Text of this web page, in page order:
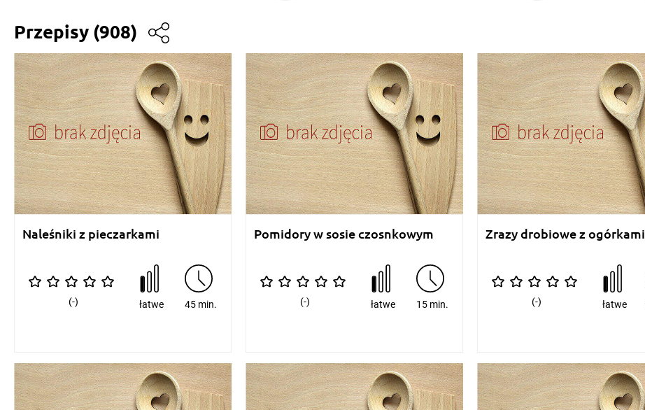
Przepisy (908)
Naleśniki z pieczarkami
(-) łatwe 45 min.
Pomidory w sosie czosnkowym
(-) łatwe 15 min.
Zrazy drobiowe z ogórkami
(-) łatwe